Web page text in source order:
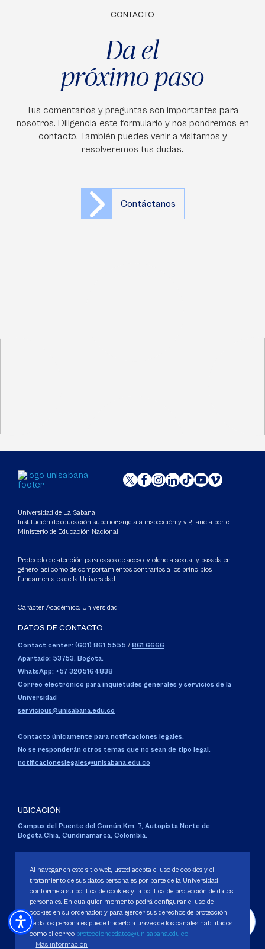
CONTACTO
Da el
próximo paso
Tus comentarios y preguntas son importantes para
nosotros. Diligencia este formulario y nos pondremos en
contacto. También puedes venir a visitarnos y
resolveremos tus dudas.
Contáctanos
Universidad de La Sabana
Institución de educación superior sujeta a inspección y vigilancia por el
Ministerio de Educación Nacional
Protocolo de atención para casos de acoso, violencia sexual y basada en
género, así como de comportamientos contrarios a los principios
fundamentales de la Universidad
Carácter Académico: Universidad
DATOS DE CONTACTO
Contact center: (601) 861 5555 / 861 6666
Apartado: 53753, Bogotá.
WhatsApp: +57 3205164838
Correo electrónico para inquietudes generales y servicios de la
Universidad
servicious@unisabana.edu.co
Contacto únicamente para notificaciones legales.
No se responderán otros temas que no sean de tipo legal.
notificacioneslegales@unisabana.edu.co
UBICACIÓN
Campus del Puente del Común,Km. 7, Autopista Norte de
Bogotá.Chía, Cundinamarca, Colombia.
Personería Jurídica:Resolución 130 del 14 de enero de 1980.
Ministerio de Educación Nacional.
Política de Protección de datos
Al navegar en este sitio web, usted acepta el uso de cookies y el
tratamiento de sus datos personales por parte de la Universidad
conforme a su política de cookies y la política de protección de datos
personales. En cualquier momento podrá configurar el uso de
cookies en su ordenador, y para ejercer sus derechos de protección
de datos personales puede hacerlo a través de los canales habilitados
como el correo protecciondedatos@unisabana.edu.co
Más información